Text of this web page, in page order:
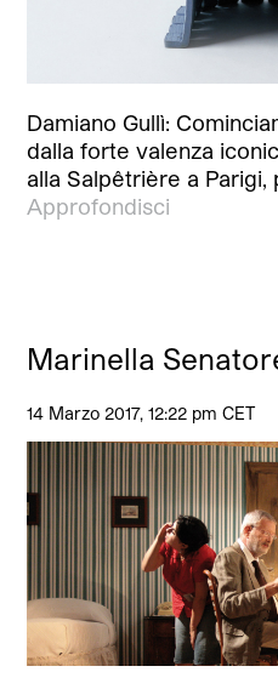
Damiano Gullì:
dalla forte valenza
alla Salpêtrière a
Approfondisci
Marinella
14 Marzo 2017, 12:22 pm CET